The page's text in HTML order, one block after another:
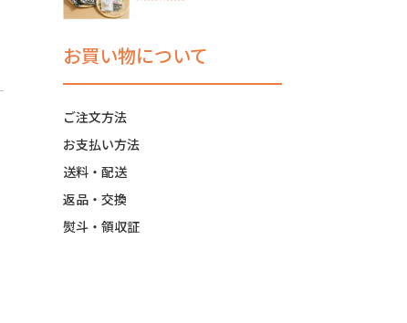
お買い物について
ご注文方法
お支払い方法
送料・配送
返品・交換
熨斗・領収証